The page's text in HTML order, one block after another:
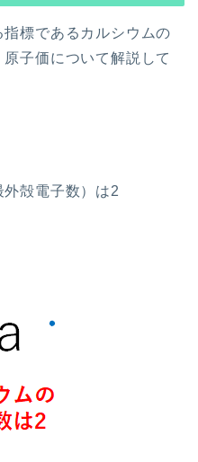
標であるカルシウムの
子価について解説して
外殻電子数）は2